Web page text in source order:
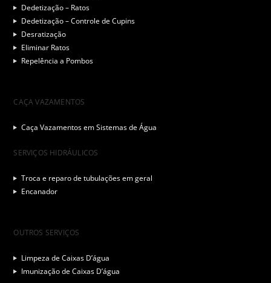
Dedetização – Ratos
Dedetização – Controle de Cupins
Desratização
Eliminar Ratos
Repelência a Pombos
CAÇA VAZAMENTOS
Caça Vazamentos em Sistemas de Água
SERVIÇOS HIDRÁULICOS
Troca e reparo de tubulações em geral
Encanador
OUTROS SERVIÇOS
Limpeza de Caixas D’água
Imunização de Caixas D’água